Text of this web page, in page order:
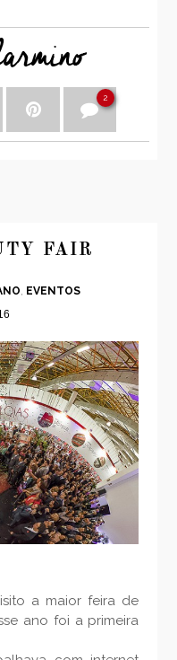
2
FAIR
, EVENTOS
a maior feira de
ano foi a primeira